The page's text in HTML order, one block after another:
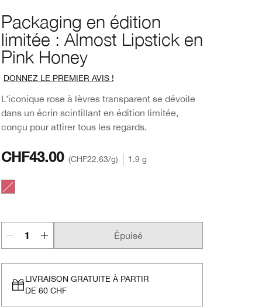
Packaging en édition
limitée : Almost Lipstick en
Pink Honey
DONNEZ LE PREMIER AVIS !
L’iconique rose à lèvres transparent se dévoile
dans un écrin scintillant en édition limitée,
conçu pour attirer tous les regards.
CHF43.00 CHF22.63/g 1.9 g
Épuisé
LIVRAISON GRATUITE À PARTIR
DE 60 CHF